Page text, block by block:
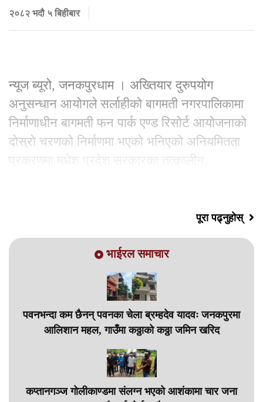
२०८२ भदौ ५ बिहीबार
न्यूज ब्यूरो, जनकपुरधाम । अख्तियार दुरुपयोग
अनुसन्धान आयोगले सर्लाहीको बागमती नगरपालिकामा
निर्माणाधीन बागमती फन पार्क एण्ड रिसोर्ट आयोजनाको
दोस्रो चरणको निर्माणमा भएको भनिएको अनियमितता
प्रकरणमा मधेश प्रदेश सरकारका तत्कालीन
पूरा पढ्नुहोस्
भाईरल समाचार
पवनभन्दा कम छैनन् पवनका चेला ब्रम्हदेव यादवः जनकपुरमा
आलिशान महल, गाउँमा कठ्ठाको कठ्ठा जमिन खरिद
कप्तानगञ्ज गोलीकाण्डमा संलग्न भएको आशंकामा चार जना